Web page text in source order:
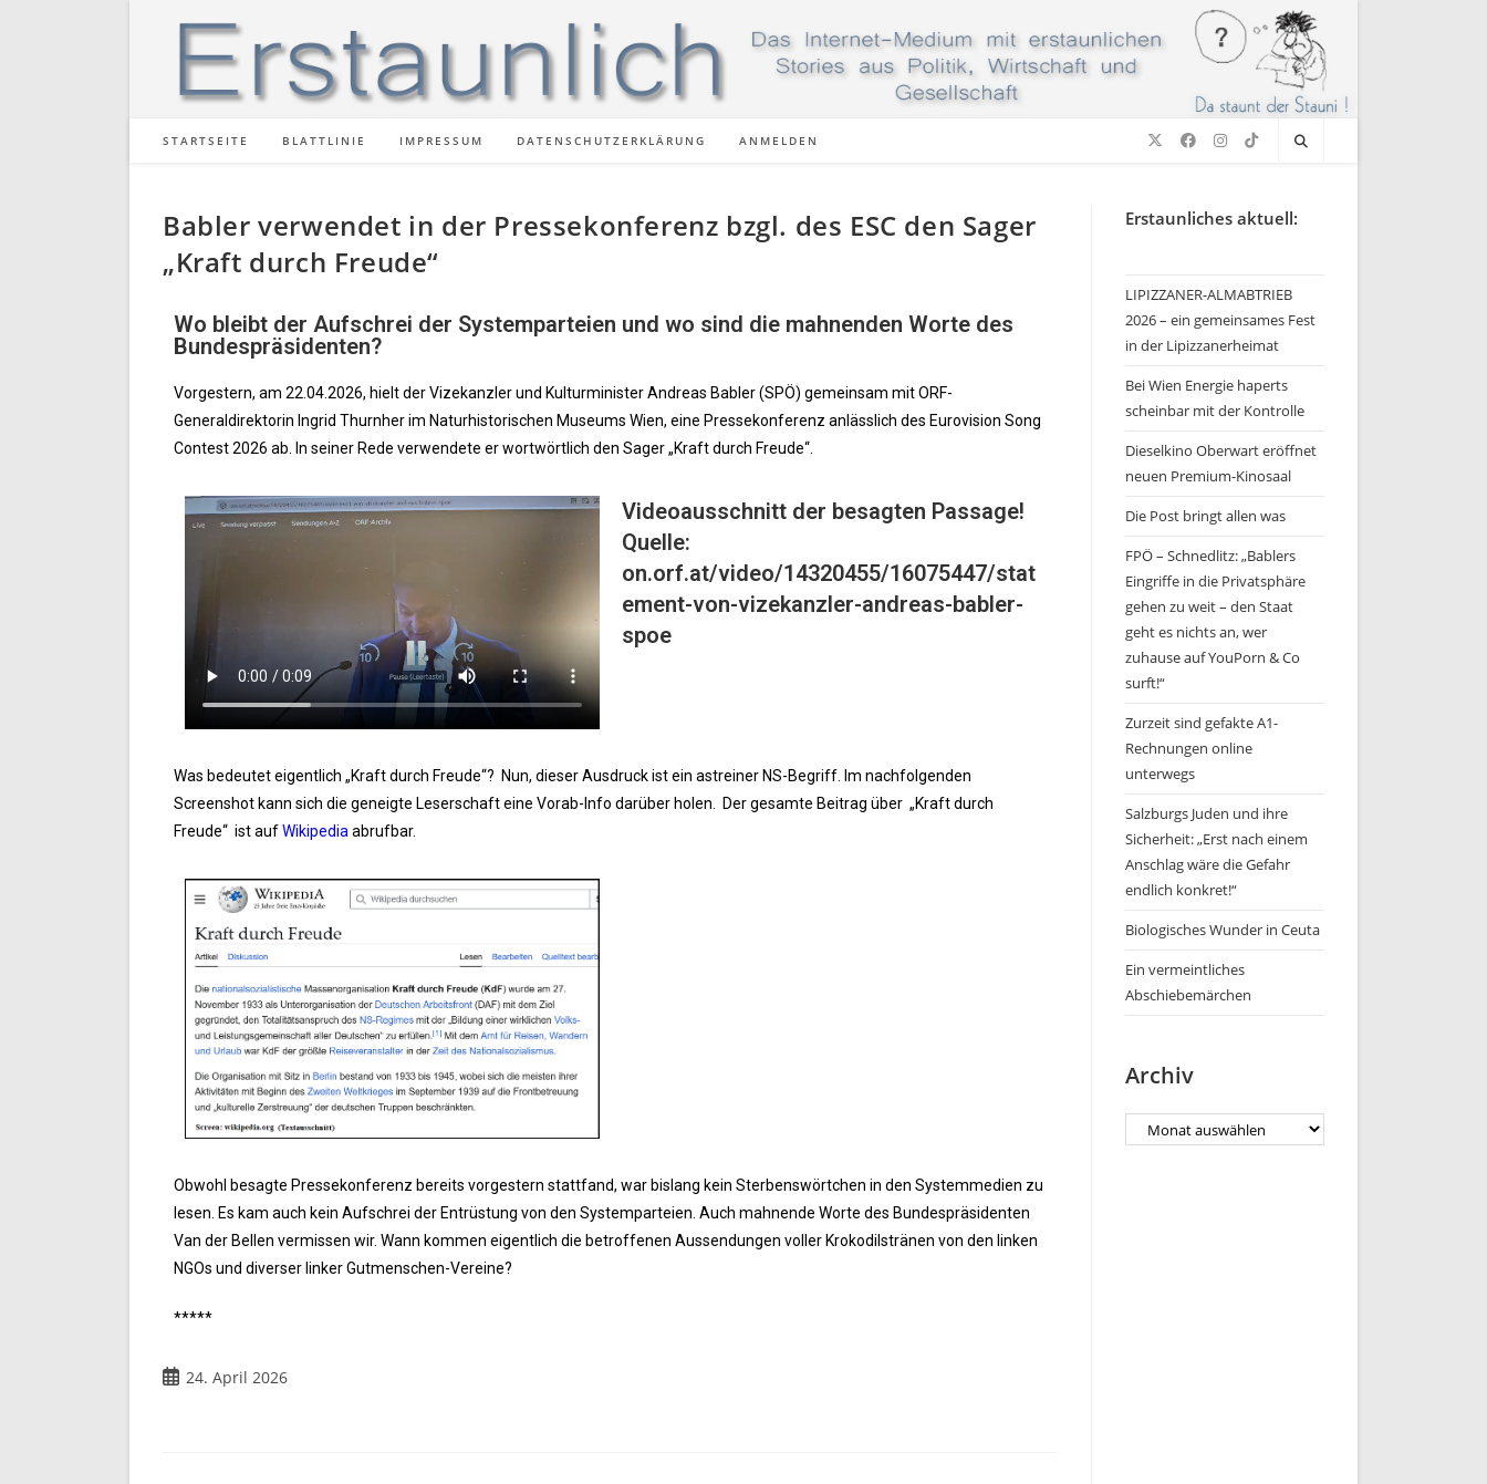
STARTSEITE BLATTLINIE IMPRESSUM DATENSCHUTZERKLÄRUNG ANMELDEN
Babler verwendet in der Pressekonferenz bzgl. des ESC den Sager
„Kraft durch Freude“
Wo bleibt der Aufschrei der Systemparteien und wo sind die mahnenden Worte des
Bundespräsidenten?
Vorgestern, am 22.04.2026, hielt der Vizekanzler und Kulturminister Andreas Babler (SPÖ) gemeinsam mit ORF-
Generaldirektorin Ingrid Thurnher im Naturhistorischen Museums Wien, eine Pressekonferenz anlässlich des Eurovision Song
Contest 2026 ab. In seiner Rede verwendete er wortwörtlich den Sager „Kraft durch Freude“.
Videoausschnitt der besagten Passage!
Quelle:
on.orf.at/video/14320455/16075447/stat
ement-von-vizekanzler-andreas-babler-
spoe
Was bedeutet eigentlich „Kraft durch Freude“? Nun, dieser Ausdruck ist ein astreiner NS-Begriff. Im nachfolgenden
Screenshot kann sich die geneigte Leserschaft eine Vorab-Info darüber holen. Der gesamte Beitrag über „Kraft durch
Freude“ ist aufWikipedia abrufbar.
Obwohl besagte Pressekonferenz bereits vorgestern stattfand, war bislang kein Sterbenswörtchen in den Systemmedien zu
lesen. Es kam auch kein Aufschrei der Entrüstung von den Systemparteien. Auch mahnende Worte des Bundespräsidenten
Van der Bellen vermissen wir. Wann kommen eigentlich die betroffenen Aussendungen voller Krokodilstränen von den linken
NGOs und diverser linker Gutmenschen-Vereine?
*****
24. April 2026
Erstaunliches aktuell:
LIPIZZANER-ALMABTRIEB
2026 – ein gemeinsames Fest
in der Lipizzanerheimat
Bei Wien Energie haperts
scheinbar mit der Kontrolle
Dieselkino Oberwart eröffnet
neuen Premium-Kinosaal
Die Post bringt allen was
FPÖ – Schnedlitz: „Bablers
Eingriffe in die Privatsphäre
gehen zu weit – den Staat
geht es nichts an, wer
zuhause auf YouPorn & Co
surft!“
Zurzeit sind gefakte A1-
Rechnungen online
unterwegs
Salzburgs Juden und ihre
Sicherheit: „Erst nach einem
Anschlag wäre die Gefahr
endlich konkret!“
Biologisches Wunder in Ceuta
Ein vermeintliches
Abschiebemärchen
Archiv